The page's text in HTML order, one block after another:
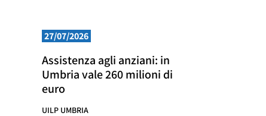
27/07/2026
Assistenza agli anziani: in
Umbria vale 260 milioni di
euro
UILP UMBRIA